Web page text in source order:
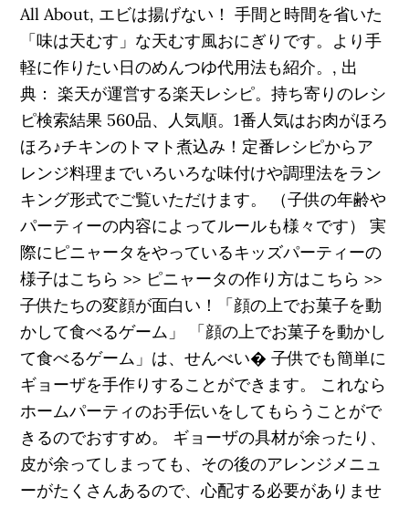
All About, エビは揚げない！ 手間と時間を省いた
「味は天むす」な天むす風おにぎりです。より手
軽に作りたい日のめんつゆ代用法も紹介。, 出
典： 楽天が運営する楽天レシピ。持ち寄りのレシ
ピ検索結果 560品、人気順。1番人気はお肉がほろ
ほろ♪チキンのトマト煮込み！定番レシピからア
レンジ料理までいろいろな味付けや調理法をラン
キング形式でご覧いただけます。 （子供の年齢や
パーティーの内容によってルールも様々です） 実
際にピニャータをやっているキッズパーティーの
様子はこちら >> ピニャータの作り方はこちら >>
子供たちの変顔が面白い！「顔の上でお菓子を動
かして食べるゲーム」 「顔の上でお菓子を動かし
て食べるゲーム」は、せんべい� 子供でも簡単に
ギョーザを手作りすることができます。 これなら
ホームパーティのお手伝いをしてもらうことがで
きるのでおすすめ。 ギョーザの具材が余ったり、
皮が余ってしまっても、その後のアレンジメニュ
ーがたくさんあるので、心配する必要がありませ